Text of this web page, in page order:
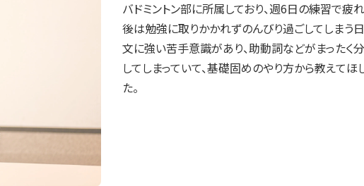
バドミントン部に所属しており、週6日の練習で疲
後は勉強に取りかかれずのんびり過ごしてしまう
文に強い苦手意識があり、助動詞などがまったく
してしまっていて、基礎固めのやり方から教えてほ
た。